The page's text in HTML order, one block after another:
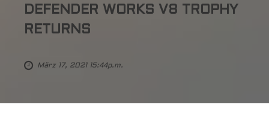
DEFENDER WORKS V8 TROPHY
RETURNS
März 17, 2021 15:44p.m.